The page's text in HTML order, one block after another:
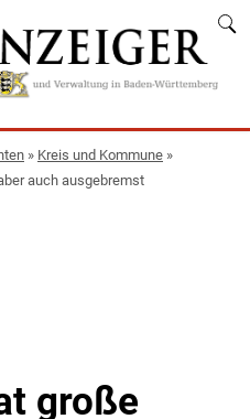
» Kreis und Kommune »
auch ausgebremst
große